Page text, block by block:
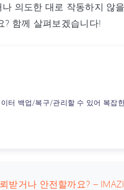
의도한 대로 작동하지 않
? 함께 살펴보겠습니다!
터 백업/복구/관리할 수 있어 복잡
받거나 안전할까요? –